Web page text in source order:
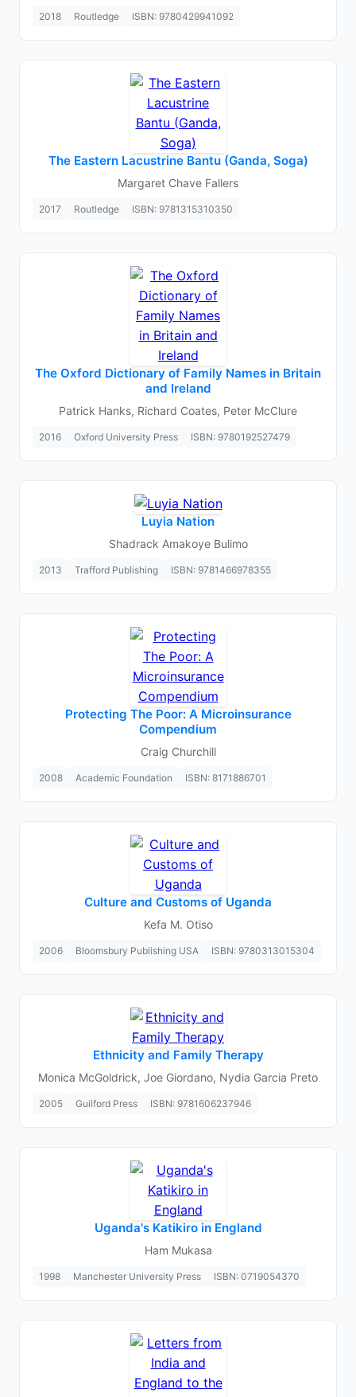
2018 Routledge ISBN: 9780429941092
The Eastern Lacustrine Bantu (Ganda, Soga)
Margaret Chave Fallers
2017 Routledge ISBN: 9781315310350
The Oxford Dictionary of Family Names in Britain
and Ireland
Patrick Hanks, Richard Coates, Peter McClure
2016 Oxford University Press ISBN: 9780192527479
Luyia Nation
Shadrack Amakoye Bulimo
2013 Trafford Publishing ISBN: 9781466978355
Protecting The Poor: A Microinsurance
Compendium
Craig Churchill
2008 Academic Foundation ISBN: 8171886701
Culture and Customs of Uganda
Kefa M. Otiso
2006 Bloomsbury Publishing USA ISBN: 9780313015304
Ethnicity and Family Therapy
Monica McGoldrick, Joe Giordano, Nydia Garcia Preto
2005 Guilford Press ISBN: 9781606237946
Uganda's Katikiro in England
Ham Mukasa
1998 Manchester University Press ISBN: 0719054370